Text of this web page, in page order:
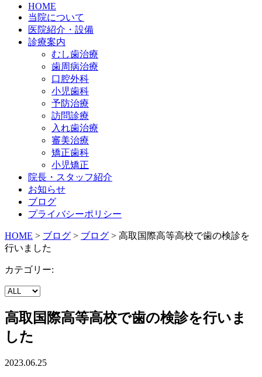
HOME
当院について
医院紹介・設備
診療案内
むし歯治療
歯周病治療
口腔外科
小児歯科
予防治療
訪問診療
入れ歯治療
審美治療
矯正歯科
小児矯正
院長・スタッフ紹介
お知らせ
ブログ
プライバシーポリシー
HOME > ブログ > ブログ > 高取国際高等高校で歯の検診を
行いました
カテゴリー:
高取国際高等高校で歯の検診を行いま
した
2023.06.25